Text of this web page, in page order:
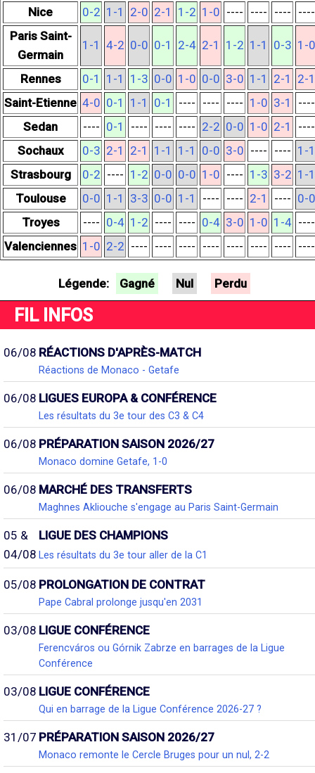
Nice
0-2 1-1 2-0 2-1 1-2 1-0 ---- ---- ---- ----
Paris Saint-
Germain
1-1 4-2 0-0 0-1 2-4 2-1 1-2 1-1 0-3 1-0
Rennes 0-1 1-1 1-3 0-0 1-0 0-0 3-0 1-1 2-1
2-1
Saint-Etienne 4-0 0-1 1-1 0-1 ---- ---- ---- 1-0 3-1
----
Sedan
---- 0-1 ---- ---- ---- 2-2 0-0 1-0 2-1
----
Sochaux
0-3 2-1 2-1 1-1 1-1 0-0 3-0 ---- ---- 1-1
Strasbourg
0-2 ---- 1-2 0-0 0-0 1-0 ---- 1-3 3-2 1-1
Toulouse
0-0 1-1 3-3 0-0 1-1 ---- ---- 2-1 ---- 0-0
Troyes
---- 0-4 1-2 ---- ---- 0-4 3-0 1-0 1-4 ----
Valenciennes 1-0 2-2 ---- ---- ---- ---- ---- ---- ---- ----
Légende: Gagné Nul Perdu
FIL INFOS
06/08 RÉACTIONS D'APRÈS-MATCH
Réactions de Monaco - Getafe
06/08 LIGUES EUROPA & CONFÉRENCE
Les résultats du 3e tour des C3 & C4
06/08 PRÉPARATION SAISON 2026/27
Monaco domine Getafe, 1-0
06/08 MARCHÉ DES TRANSFERTS
Maghnes Akliouche s'engage au Paris Saint-Germain
05 &
04/08
LIGUE DES CHAMPIONS
Les résultats du 3e tour aller de la C1
05/08 PROLONGATION DE CONTRAT
Pape Cabral prolonge jusqu'en 2031
03/08 LIGUE CONFÉRENCE
Ferencváros ou Górnik Zabrze en barrages de la Ligue
Conférence
03/08 LIGUE CONFÉRENCE
Qui en barrage de la Ligue Conférence 2026-27 ?
31/07 PRÉPARATION SAISON 2026/27
Monaco remonte le Cercle Bruges pour un nul, 2-2